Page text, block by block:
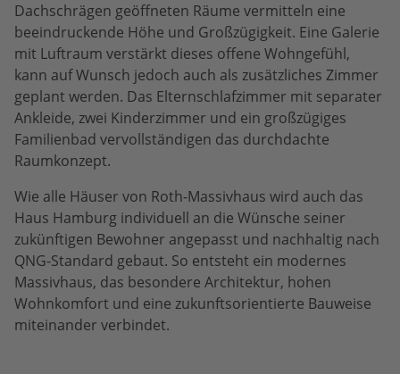
Dachschrägen geöffneten Räume vermitteln eine
beeindruckende Höhe und Großzügigkeit. Eine Galerie
mit Luftraum verstärkt dieses offene Wohngefühl,
kann auf Wunsch jedoch auch als zusätzliches Zimmer
geplant werden. Das Elternschlafzimmer mit separater
Ankleide, zwei Kinderzimmer und ein großzügiges
Familienbad vervollständigen das durchdachte
Raumkonzept.
Wie alle Häuser von Roth-Massivhaus wird auch das
Haus Hamburg individuell an die Wünsche seiner
zukünftigen Bewohner angepasst und nachhaltig nach
QNG-Standard gebaut. So entsteht ein modernes
Massivhaus, das besondere Architektur, hohen
Wohnkomfort und eine zukunftsorientierte Bauweise
miteinander verbindet.